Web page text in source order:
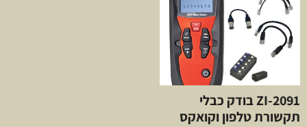
ZI-2091 בודק כבלי
תקשורת טלפון וקואקס